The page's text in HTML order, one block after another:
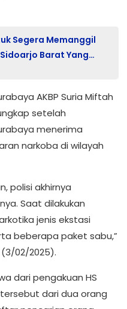
Segera Memanggil
Barat Yang
AKBP Suria Miftah
setelah
menerima
narkoba di wilayah
polisi akhirnya
Saat dilakukan
jenis ekstasi
beberapa paket sabu,”
02/2025).
dari pengakuan HS
dari dua orang